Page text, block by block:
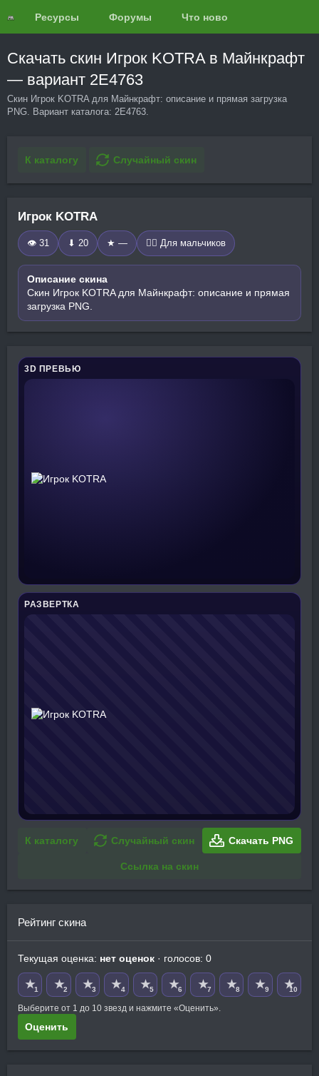
Ресурсы Форумы Что нового?
Скачать скин Игрок KOTRA в Майнкрафт
— вариант 2E4763
Скин Игрок KOTRA для Майнкрафт: описание и прямая загрузка
PNG. Вариант каталога: 2E4763.
К каталогу Случайный скин
Игрок KOTRA
👁 31 ⬇ 20 ★ — 🧍‍♂️ Для мальчиков
Описание скина
Скин Игрок KOTRA для Майнкрафт: описание и прямая
загрузка PNG.
3D ПРЕВЬЮ
РАЗВЕРТКА
К каталогу Случайный скин Скачать PNG
Ссылка на скин
Рейтинг скина
Текущая оценка: нет оценок · голосов: 0
★1 ★2 ★3 ★4 ★5 ★6 ★7 ★8 ★9 ★10
Выберите от 1 до 10 звезд и нажмите «Оценить».
Оценить